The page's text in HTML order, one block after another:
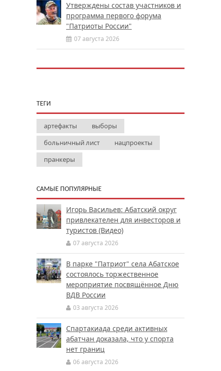
Утверждены состав участников и
программа первого форума
"Патриоты России"
07 августа 2026
ТЕГИ
артефакты
выборы
больничный лист
нацпроекты
пранкеры
САМЫЕ ПОПУЛЯРНЫЕ
Игорь Васильев: Абатский округ
привлекателен для инвесторов и
туристов (Видео)
07 августа 2026
В парке "Патриот" села Абатское
состоялось торжественное
мероприятие посвящённое Дню
ВДВ России
03 августа 2026
Спартакиада среди активных
абатчан доказала, что у спорта
нет границ
06 августа 2026